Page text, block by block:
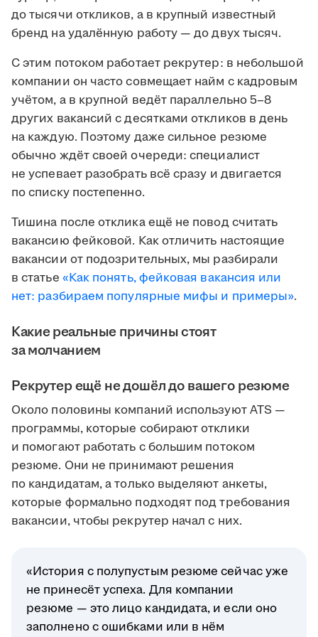
до тысячи откликов, а в крупный известный
бренд на удалённую работу — до двух тысяч.
С этим потоком работает рекрутер: в небольшой
компании он часто совмещает найм с кадровым
учётом, а в крупной ведёт параллельно 5–8
других вакансий с десятками откликов в день
на каждую. Поэтому даже сильное резюме
обычно ждёт своей очереди: специалист
не успевает разобрать всё сразу и двигается
по списку постепенно.
Тишина после отклика ещё не повод считать
вакансию фейковой. Как отличить настоящие
вакансии от подозрительных, мы разбирали
в статье «Как понять, фейковая вакансия или
нет: разбираем популярные мифы и примеры».
Какие реальные причины стоят
за молчанием
Рекрутер ещё не дошёл до вашего резюме
Около половины компаний используют ATS —
программы, которые собирают отклики
и помогают работать с большим потоком
резюме. Они не принимают решения
по кандидатам, а только выделяют анкеты,
которые формально подходят под требования
вакансии, чтобы рекрутер начал с них.
«История с полупустым резюме сейчас уже
не принесёт успеха. Для компании
резюме — это лицо кандидата, и если оно
заполнено с ошибками или в нём